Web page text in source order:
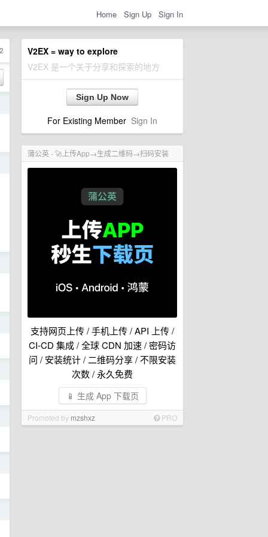
Home Sign Up Sign In
V2EX = way to explore
V2EX 是一个关于分享和探索的地方
Sign Up Now
For Existing Member Sign In
蒲公英 - 🚀上传App→生成二维码→扫码安装
支持网页上传 / 手机上传 / API 上传 /
CI-CD 集成 / 全球 CDN 加速 / 密码访
问 / 安装统计 / 二维码分享 / 不限安装
次数 / 永久免费
📱 生成 App 下载页
Promoted by mzshxz PRO